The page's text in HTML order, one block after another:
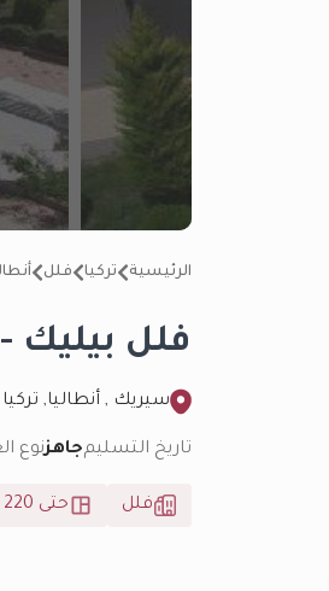
الرئيسية تركيا فلل
فلل بيليك
سيريك , أنطاليا, تركيا
تاريخ التسليمجاهزنوع
فلل حتى 220 م2